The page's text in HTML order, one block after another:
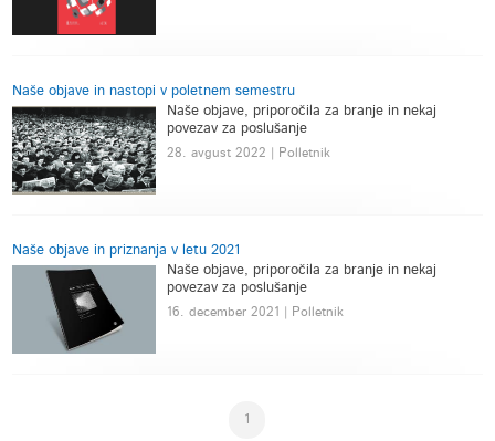
Naše objave in nastopi v poletnem semestru
Naše objave, priporočila za branje in nekaj
povezav za poslušanje
28. avgust 2022 | Polletnik
Naše objave in priznanja v letu 2021
Naše objave, priporočila za branje in nekaj
povezav za poslušanje
16. december 2021 | Polletnik
1